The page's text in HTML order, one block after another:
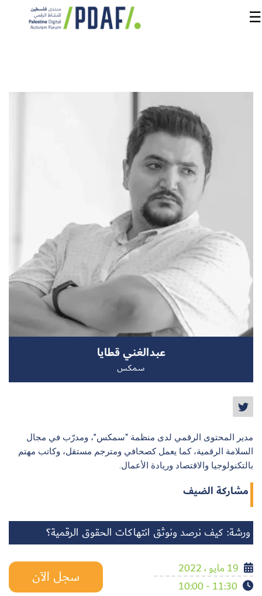
سنوات
سابقة
سجل الآن
☰
عبدالغني قطايا
سمكس
مدير المحتوى الرقمي لدى منظمة “سمكس”، ومدرّب في مجال
السلامة الرقمية، كما يعمل كصحافي ومترجم مستقل، وكاتب مهتم
بالتكنولوجيا والاقتصاد وريادة الأعمال.
مشاركة الضيف
ورشة: كيف نرصد ونوثق انتهاكات الحقوق الرقمية؟
19 مايو ، 2022
11:30 - 10:00
سجل الآن